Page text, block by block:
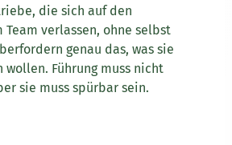
die sich auf den
verlassen, ohne selbst
genau das, was sie
Führung muss nicht
sie muss spürbar sein.